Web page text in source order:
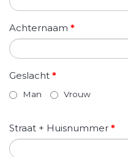
Achternaam *
Geslacht *
Man Vrouw
Straat + Huisnummer *